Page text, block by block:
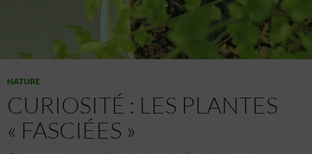
NATURE
CURIOSITÉ : LES PLANTES
« FASCIÉES »